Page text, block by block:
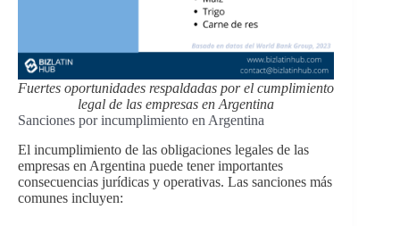
Fuertes oportunidades respaldadas por el cumplimiento
legal de las empresas en Argentina
Sanciones por incumplimiento en Argentina
El incumplimiento de las obligaciones legales de las
empresas en Argentina puede tener importantes
consecuencias jurídicas y operativas. Las sanciones más
comunes incluyen: